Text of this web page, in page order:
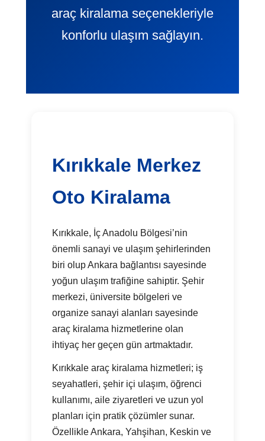
araç kiralama seçenekleriyle
konforlu ulaşım sağlayın.
Kırıkkale Merkez
Oto Kiralama
Kırıkkale, İç Anadolu Bölgesi’nin
önemli sanayi ve ulaşım şehirlerinden
biri olup Ankara bağlantısı sayesinde
yoğun ulaşım trafiğine sahiptir. Şehir
merkezi, üniversite bölgeleri ve
organize sanayi alanları sayesinde
araç kiralama hizmetlerine olan
ihtiyaç her geçen gün artmaktadır.
Kırıkkale araç kiralama hizmetleri; iş
seyahatleri, şehir içi ulaşım, öğrenci
kullanımı, aile ziyaretleri ve uzun yol
planları için pratik çözümler sunar.
Özellikle Ankara, Yahşihan, Keskin ve